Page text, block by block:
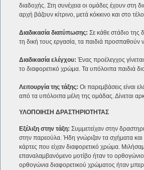
διαδοχής. Στη συνέχεια οι ομάδες έχουν στη
αρχή βάζουν κίτρινο, μετά κόκκινο και στο
Διαδικασία διατύπωσης: Σε κάθε στάδιο της
τη δική τους εργασία, τα παιδιά προσπαθούν
Διαδικασία ελέγχου: Ένας προέλεγχος
το διαφορετικό χρώμα. Τα υπόλοιπα παιδιά
Λειτουργία της τάξης: Οι παρεμβάσεις είναι
από τα υπόλοιπα μέλη της ομάδας. Δίνεται
ΥΛΟΠΟΙΗΣΗ ΔΡΑΣΤΗΡΙΟΤΗΤΑΣ
Εξέλιξη στην τάξη: Συμμετείχαν στην
στην παρεούλα. Ήδη γνώριζαν τα σχήματα
κάρτες που είχαν διαφορετικό χρώμα.
επαναλαμβανόμενο μοτίβο ήταν το ορθογώνιο
ορθογώνια διαφορετικού χρώματος ήταν